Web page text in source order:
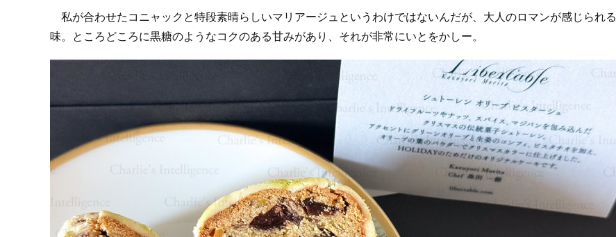
私が合わせたコニャックと特段素晴らしいマリアージュというわけではないんだが、大人のロマンが感じられる
味。ところどころに黒糖のようなコクのある甘みがあり、それが非常にいとをかしー。